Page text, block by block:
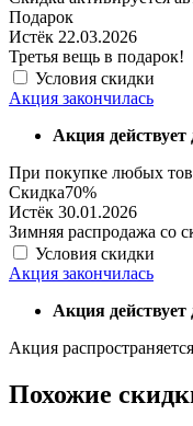
Подарок
Истёк 22.03.2026
Третья вещь в подарок!
Условия скидки
Акция закончилась
Акция действует
При покупке любых
Скидка70%
Истёк 30.01.2026
Зимняя распродажа со
Условия скидки
Акция закончилась
Акция действует
Акция
Похожие